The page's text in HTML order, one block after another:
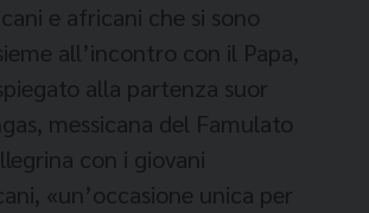
e africani che si sono
all’incontro con il Papa,
alla partenza suor
messicana del Famulato
con i giovani
«un’occasione unica per